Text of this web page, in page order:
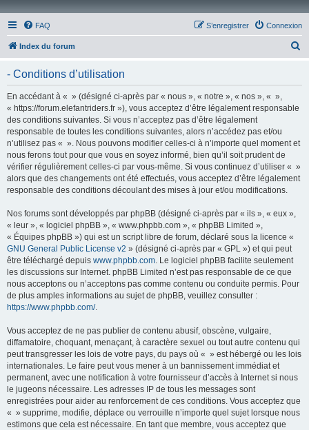
FAQ Connexion
S’enregistrer
Index du forum
- Conditions d’utilisation
En accédant à « » (désigné ci-après par « nous », « notre », « nos », « »,
« https://forum.elefantriders.fr »), vous acceptez d’être légalement responsable
des conditions suivantes. Si vous n’acceptez pas d’être légalement
responsable de toutes les conditions suivantes, alors n’accédez pas et/ou
n’utilisez pas « ». Nous pouvons modifier celles-ci à n’importe quel moment et
nous ferons tout pour que vous en soyez informé, bien qu’il soit prudent de
vérifier régulièrement celles-ci par vous-même. Si vous continuez d’utiliser « »
alors que des changements ont été effectués, vous acceptez d’être légalement
responsable des conditions découlant des mises à jour et/ou modifications.
Nos forums sont développés par phpBB (désigné ci-après par « ils », « eux »,
« leur », « logiciel phpBB », « www.phpbb.com », « phpBB Limited »,
« Équipes phpBB ») qui est un script libre de forum, déclaré sous la licence «
GNU General Public License v2 » (désigné ci-après par « GPL ») et qui peut
être téléchargé depuis www.phpbb.com. Le logiciel phpBB facilite seulement
les discussions sur Internet. phpBB Limited n’est pas responsable de ce que
nous acceptons ou n’acceptons pas comme contenu ou conduite permis. Pour
de plus amples informations au sujet de phpBB, veuillez consulter :
https://www.phpbb.com/.
Vous acceptez de ne pas publier de contenu abusif, obscène, vulgaire,
diffamatoire, choquant, menaçant, à caractère sexuel ou tout autre contenu qui
peut transgresser les lois de votre pays, du pays où « » est hébergé ou les lois
internationales. Le faire peut vous mener à un bannissement immédiat et
permanent, avec une notification à votre fournisseur d’accès à Internet si nous
le jugeons nécessaire. Les adresses IP de tous les messages sont
enregistrées pour aider au renforcement de ces conditions. Vous acceptez que
« » supprime, modifie, déplace ou verrouille n’importe quel sujet lorsque nous
estimons que cela est nécessaire. En tant que membre, vous acceptez que